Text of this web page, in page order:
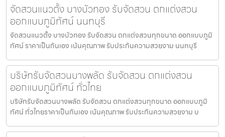
จัดสวนแนวตั้ง บางบัวทอง รับจัดสวน ตกแต่งสวน
ออกแบบภูมิทัศน์ นนทบุรี
จัดสวนแนวตั้ง บางบัวทอง รับจัดสวน ตกแต่งสวนทุกขนาด ออกแบบภูมิ
ทัศน์ ราคาเป็นกันเอง เน้นคุณภาพ รับประกันความสวยงาม นนทบุรี
บริษัทรับจัดสวนบางพลัด รับจัดสวน ตกแต่งสวน
ออกแบบภูมิทัศน์ ทั่วไทย
บริษัทรับจัดสวนบางพลัด รับจัดสวน ตกแต่งสวนทุกขนาด ออกแบบภูมิ
ทัศน์ ทั่วไทยราคาเป็นกันเอง เน้นคุณภาพ รับประกันความสวยงาม บ